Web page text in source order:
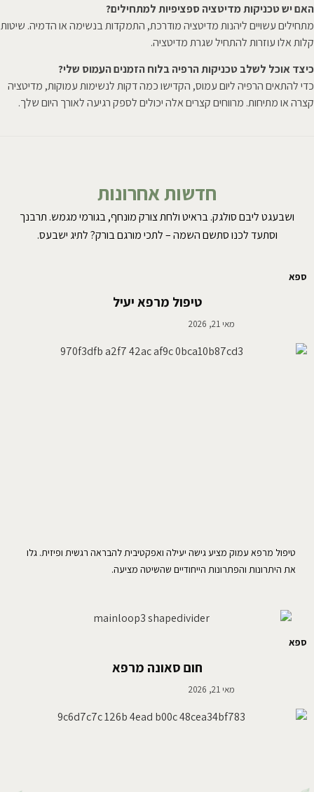
האם יש טכניקות מדיטציה ספציפיות למתחילים?
מתחילים עשויים ליהנות מדיטציה מודרכת, התמקדות בנשימה או הדמיה. שיטות
קלות אלו עוזרות להתחיל שגרת מדיטציה.
כיצד אוכל לשלב טכניקות הרפיה בלוח הזמנים העמוס שלי?
כדי להתאים הרפיה ליום עמוס, הקדישו כמה דקות לנשימות עמוקות, מדיטציה
קצרה או מתיחות. מרווחים קצרים אלה יכולים לספק רגיעה לאורך היום שלך.
חדשות אחרונות
ושבעגט ליבם סולגק. בראיט ולחת צורק מונחף, בגורמי מגמש. תרבנך
וסתעד לכנו סתשם השמה – לתכי מורגם בורק? לתיג ישבעס.
ספא
טיפול מרפא יעיל
מאי 21, 2026
טיפול מרפא עמוק מציע גישה יעילה ואפקטיבית להבראה רגשית ופיזית. גלו
את היתרונות והפתרונות הייחודיים שהשיטה מציעה.
ספא
חום סאונה מרפא
מאי 21, 2026